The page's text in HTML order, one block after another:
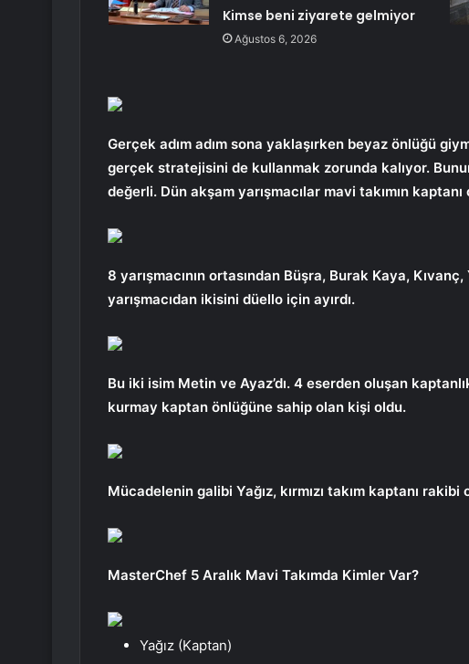
Kimse beni ziyarete gelmiyor
Ağustos 6, 2026
Gerçek adım adım sona yaklaşırken beyaz önlüğü
gerçek stratejisini de kullanmak zorunda kalıyor.
değerli. Dün akşam yarışmacılar mavi takımın
8 yarışmacının ortasından Büşra, Burak Kaya,
yarışmacıdan ikisini düello için ayırdı.
Bu iki isim Metin ve Ayaz’dı. 4 eserden oluşan
kurmay kaptan önlüğüne sahip olan kişi oldu.
Mücadelenin galibi Yağız, kırmızı takım kaptanı
MasterChef 5 Aralık Mavi Takımda Kimler Var?
Yağız (Kaptan)